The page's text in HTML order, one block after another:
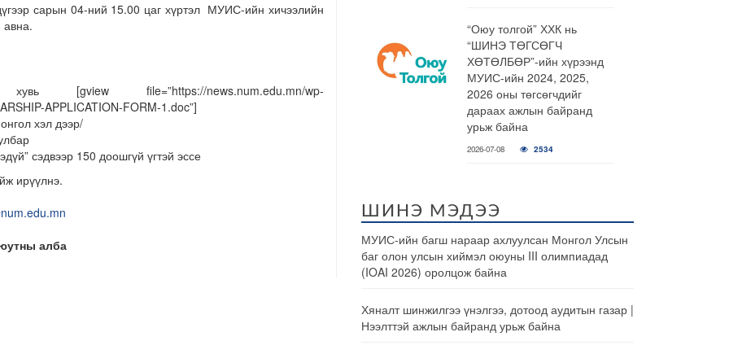
сарын 04-ний 15.00 цаг хүртэл МУИС-ийн хичээлийн
[gview file=”https://news.num.edu.mn/wp-
APPLICATION-FORM-1.doc”]
хэл дээр/
сэдвээр 150 доошгүй үгтэй эссе
ирүүлнэ.
алба
“Оюу толгой” ХХК нь
“ШИНЭ ТӨГСӨГЧ
ХӨТӨЛБӨР”-ийн хүрээнд
МУИС-ийн 2024, 2025,
2026 оны төгсөгчдийг
дараах ажлын байранд
урьж байна
2026-07-08 2534
ШИНЭ МЭДЭЭ
МУИС-ийн багш нараар ахлуулсан Монгол Улсын
баг олон улсын хиймэл оюуны III олимпиадад
(IOAI 2026) оролцож байна
Хяналт шинжилгээ үнэлгээ, дотоод аудитын газар |
Нээлттэй ажлын байранд урьж байна